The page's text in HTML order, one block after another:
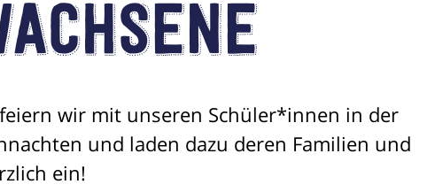
wir mit unseren Schüler*innen in der
und laden dazu deren Familien und
ein!